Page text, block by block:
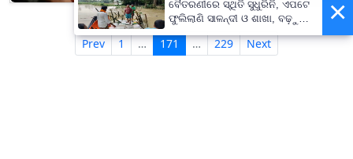
Prev 1 … 171 … 229 Next
×
ବୈତରଣୀରେ ସ୍ଥିତି ସୁଧୁରିନି, ଏପଟେ
ଫୁଲିଲାଣି ସାଳନ୍ଦୀ ଓ ଶାଖା, ବଢ଼ୁଛି